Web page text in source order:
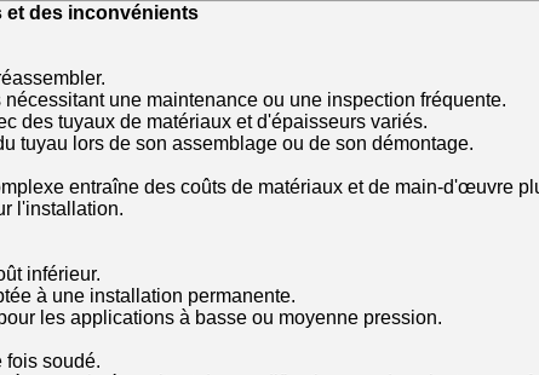
et des inconvénients
nécessitant une maintenance ou une inspection fréquente.
des tuyaux de matériaux et d'épaisseurs variés.
tuyau lors de son assemblage ou de son démontage.
entraîne des coûts de matériaux et de main-d'œuvre
l'installation.
inférieur.
à une installation permanente.
les applications à basse ou moyenne pression.
fois soudé.